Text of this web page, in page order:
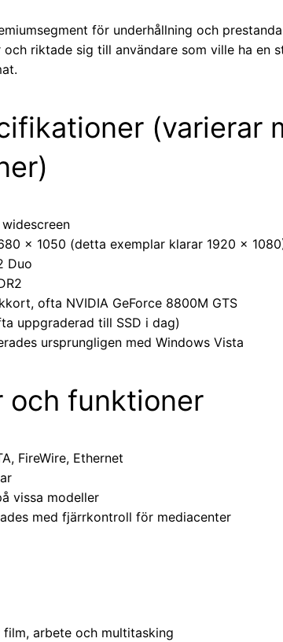
för underhållning och
riktade sig till användare som ville ha en
(varierar
× 1050 (detta exemplar klarar 1920 ×
Duo
ofta NVIDIA GeForce 8800M GTS
uppgraderad till SSD i dag)
ursprungligen med Windows Vista
och funktioner
FireWire, Ethernet
vissa modeller
med fjärrkontroll för mediacenter
arbete och multitasking